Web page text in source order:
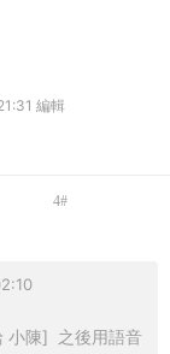
編輯
4#
小陳] 之後用語音